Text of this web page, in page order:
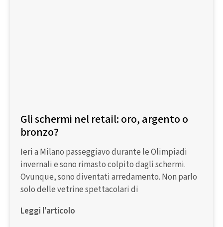
Gli schermi nel retail: oro, argento o
bronzo?
Ieri a Milano passeggiavo durante le Olimpiadi
invernali e sono rimasto colpito dagli schermi.
Ovunque, sono diventati arredamento. Non parlo
solo delle vetrine spettacolari di
Leggi l'articolo